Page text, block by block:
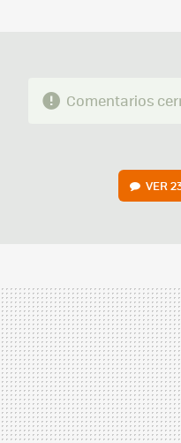
Comentarios
VER